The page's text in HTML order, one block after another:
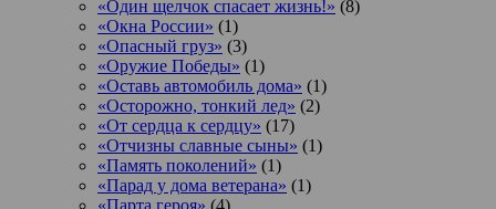
«Один щелчок спасает жизнь!» (8)
«Окна России» (1)
«Опасный груз» (3)
«Оружие Победы» (1)
«Оставь автомобиль дома» (1)
«Осторожно, тонкий лед» (2)
«От сердца к сердцу» (17)
«Отчизны славные сыны» (1)
«Память поколений» (1)
«Парад у дома ветерана» (1)
«Парта героя» (4)